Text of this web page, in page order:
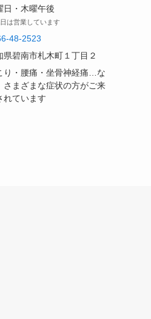
日・木曜午後
は営業しています
48-2523
県碧南市札木町１丁目２
り・腰痛・坐骨神経痛…な
さまざまな症状の方がご来
れています